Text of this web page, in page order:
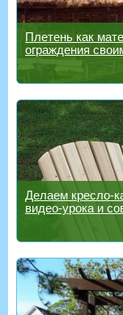
Плетень как
ограждения
Делаем кресло-
видео-урока и